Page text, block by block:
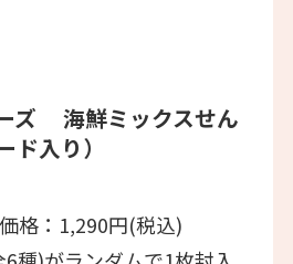
ズ 海鮮ミックスせん
入り）
格：1,290円(税込)